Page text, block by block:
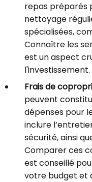
repas préparés
nettoyage
spécialisées,
Connaître les
est un aspect
l'investissement.
Frais de
peuvent
dépenses pour
inclure
sécurité, ainsi
Comparer ces
est conseillé
votre budget et